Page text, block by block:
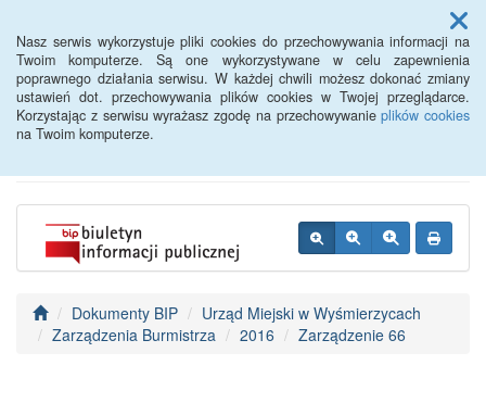
Nasz serwis wykorzystuje pliki cookies do przechowywania informacji na
Twoim komputerze. Są one wykorzystywane w celu zapewnienia
poprawnego działania serwisu. W każdej chwili możesz dokonać zmiany
ustawień dot. przechowywania plików cookies w Twojej przeglądarce.
Korzystając z serwisu wyrażasz zgodę na przechowywanieplików cookies
na Twoim komputerze.
Menu
BIP - Urząd Miejski
Wyśmierzyce
Dokumenty BIP
Urząd Miejski w Wyśmierzycach
Zarządzenia Burmistrza
2016 Zarządzenie 66